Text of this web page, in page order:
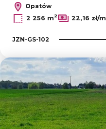
Opatów
2 256 m2 22,16 zł/m
JZN-GS-102